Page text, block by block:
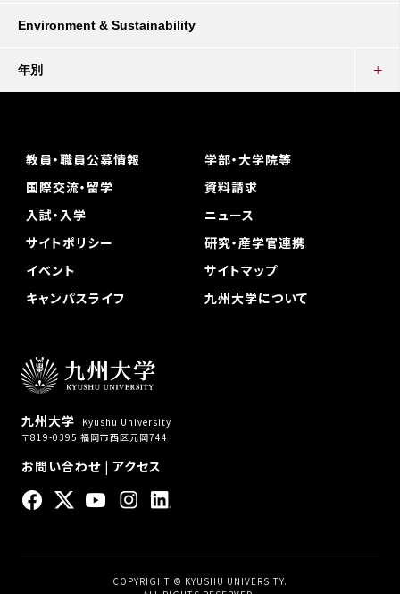
Environment & Sustainability
年別
九州大学
Kyushu University
〒819-0395 福岡市西区元岡744
お問い合わせ| アクセス
教員・職員公募情報
学部・大学院等
国際交流・留学
資料請求
入試・入学
ニュース
サイトポリシー
研究・産学官連携
イベント
サイトマップ
キャンパスライフ
九州大学について
COPYRIGHT © KYUSHU UNIVERSITY.